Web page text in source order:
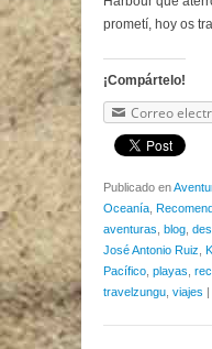
prometí, hoy os
¡Compártelo!
Correo
Publicado en
Oceanía
aventuras blog
José Antonio Ruiz
Pacífico playas
travelzungu viajes |